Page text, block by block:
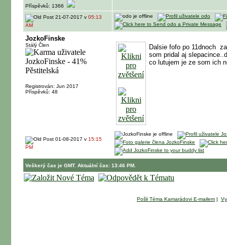
Příspěvků: 1366
21-07-2017 v 05:13
AM
JozkoFinske
Stálý Člen
Registrován: Jun 2017
Příspěvků: 48
Dalsie fofo po 11dnoch
som pridal aj
co lutujem je ze som ich
01-08-2017 v 15:15
PM
Veškerý čas je GMT. Aktuální čas: 13:46 PM.
Pošli Téma Kamarádovi E-mailem |